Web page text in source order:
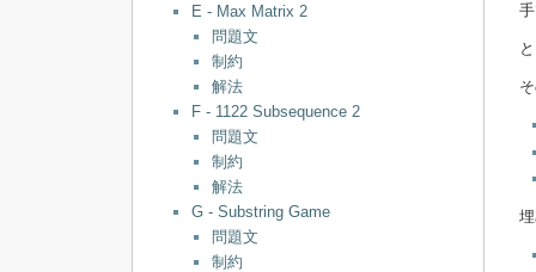
E - Max Matrix 2
問題文
制約
解法
F - 1122 Subsequence 2
問題文
制約
解法
G - Substring Game
問題文
制約